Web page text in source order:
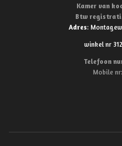
Kamer van
Btw
Adres:
winkel nr
Telefoon
Mobile nr: